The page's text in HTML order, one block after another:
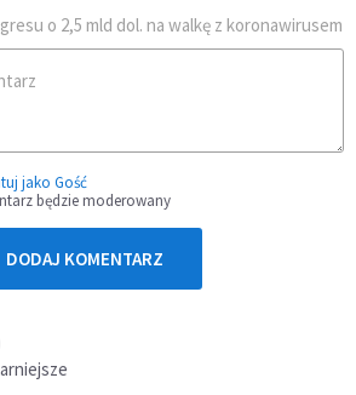
o 2,5 mld dol. na walkę z koronawirusem
jako Gość
będzie moderowany
DODAJ KOMENTARZ